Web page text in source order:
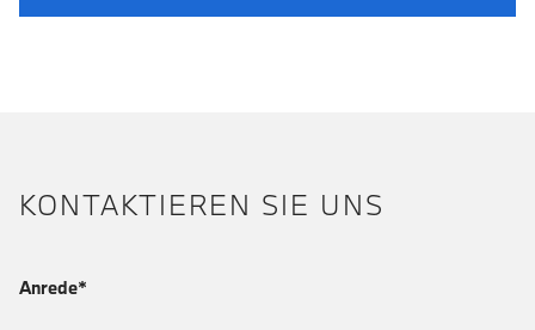
KONTAKTIEREN SIE UNS
Anrede*